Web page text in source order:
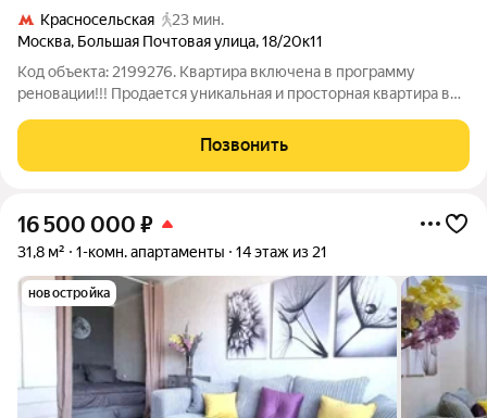
Красносельская
23 мин.
Москва, Большая Почтовая улица,18/20к11
Код объекта: 2199276. Квартира включена в программу
реновации!!! Продается уникальная и просторная квартира в
стильное и функциональное
Позвонить
16 500 000 ₽
31,8 м² 1-комн. апартаменты 14 этаж из 21
новостройка